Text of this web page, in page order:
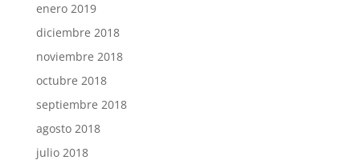
enero 2019
diciembre 2018
noviembre 2018
octubre 2018
septiembre 2018
agosto 2018
julio 2018